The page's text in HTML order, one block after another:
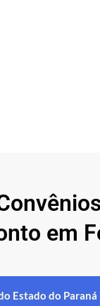
em
Estado do Paraná